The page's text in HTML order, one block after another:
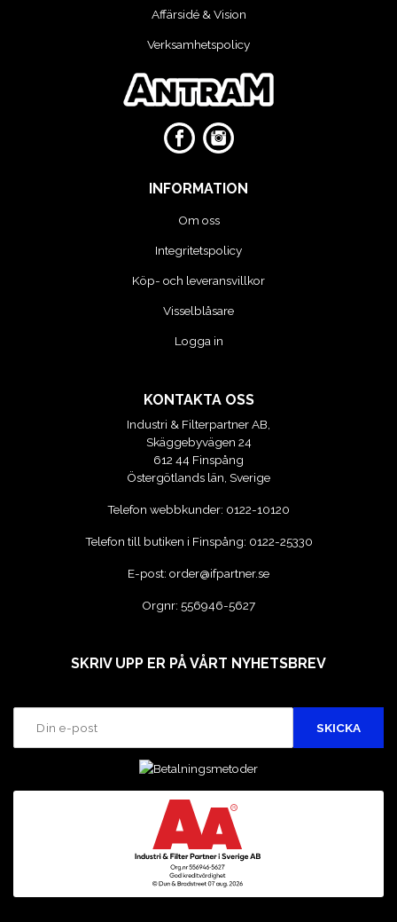
STEGAR, STÖD OCH PLATTFORMAR
VERKSTADSUTRUSTNING
Affärsidé & Vision
Verksamhetspolicy
INFORMATION
Om oss
Integritetspolicy
Köp- och leveransvillkor
Visselblåsare
Logga in
KONTAKTA OSS
Industri & Filterpartner AB,
Skäggebyvägen 24
612 44 Finspång
Östergötlands län, Sverige
Telefon webbkunder: 0122-10120
Telefon till butiken i Finspång: 0122-25330
E-post: order@ifpartner.se
Orgnr: 556946-5627
SKRIV UPP ER PÅ VÅRT NYHETSBREV